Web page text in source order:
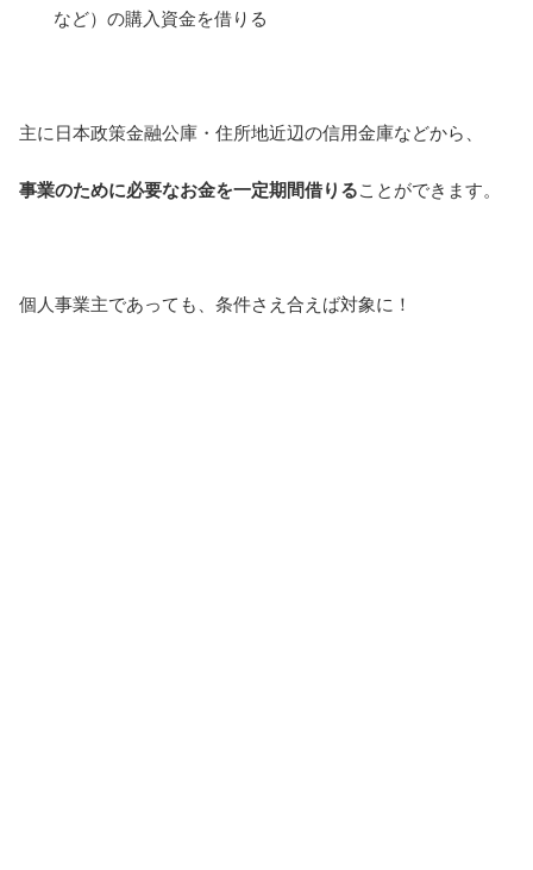
など）の購入資金を借りる
主に日本政策金融公庫・住所地近辺の信用金庫などから、
事業のために必要なお金を一定期間借りることができます。
個人事業主であっても、条件さえ合えば対象に！